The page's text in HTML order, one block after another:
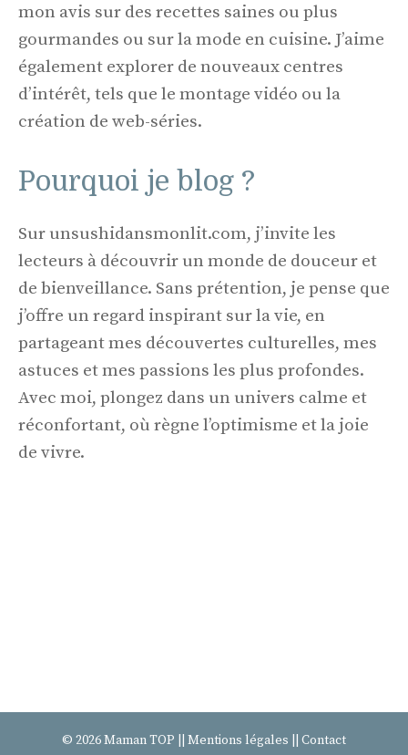
mon avis sur des recettes saines ou plus
gourmandes ou sur la mode en cuisine. J’aime
également explorer de nouveaux centres
d’intérêt, tels que le montage vidéo ou la
création de web-séries.
Pourquoi je blog ?
Sur unsushidansmonlit.com, j’invite les
lecteurs à découvrir un monde de douceur et
de bienveillance. Sans prétention, je pense que
j’offre un regard inspirant sur la vie, en
partageant mes découvertes culturelles, mes
astuces et mes passions les plus profondes.
Avec moi, plongez dans un univers calme et
réconfortant, où règne l’optimisme et la joie
de vivre.
© 2026Maman TOP Mentions légales Contact